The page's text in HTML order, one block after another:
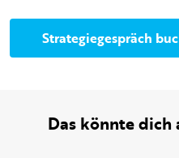
Strategiegespräch
Das könnte dich